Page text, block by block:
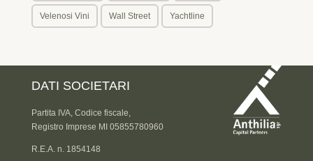
Velenosi Vini Wall Street Yachtline
DATI SOCIETARI
Partita IVA, Codice fiscale,
Registro Imprese MI 05855780960
R.E.A. n. 1854148